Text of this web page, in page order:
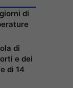
di
di
e dei
di 14